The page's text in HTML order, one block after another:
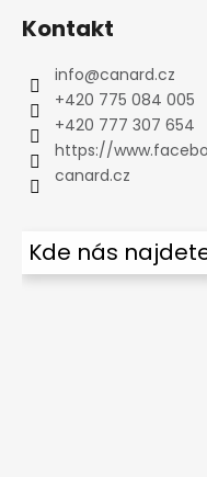
Kontakt
info@canard.cz
+420 775 084 005
+420 777 307 654
https://
canard.cz
Kde nás